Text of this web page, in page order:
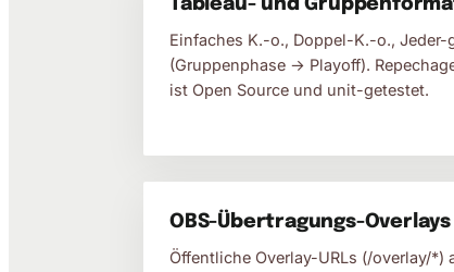
Tableau- und
Einfaches K.-o., Doppel-K.-o.,
(Gruppenphase → Playoff).
ist Open Source und unit-getestet.
OBS-Übertragungs-Overlays
Öffentliche Overlay-URLs (/overlay/*)